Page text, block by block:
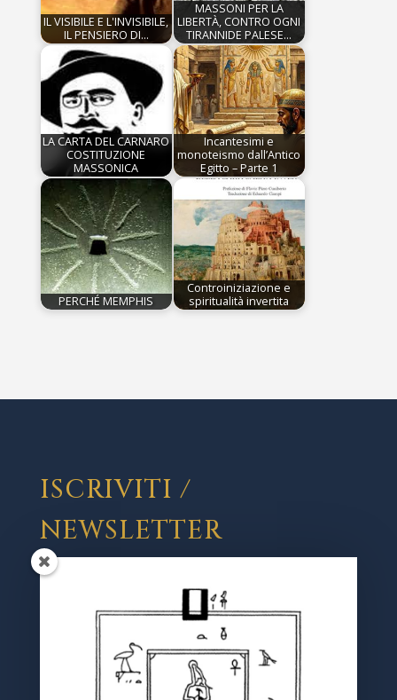
IL VISIBILE E L'INVISIBILE,
IL PENSIERO DI…
MASSONI PER LA
LIBERTÀ, CONTRO OGNI
TIRANNIDE PALESE…
LA CARTA DEL CARNARO
COSTITUZIONE
MASSONICA
Incantesimi e
monoteismo dall’Antico
Egitto – Parte 1
PERCHÉ MEMPHIS
Controiniziazione e
spiritualità invertita
ISCRIVITI /
NEWSLETTER
Registrati